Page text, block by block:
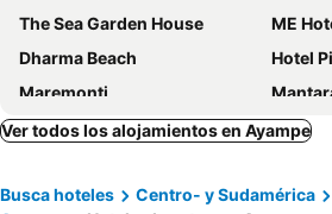
The Sea Garden House
ME
Dharma Beach
Hotel
Maremonti
Hotel Berlín International
Ocean
Rincón d'Olón Boutique Hotel
Ver todos los alojamientos en Ayampe
Busca hoteles Centro- y Sudamérica